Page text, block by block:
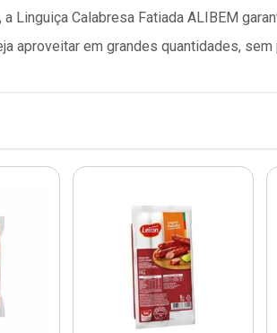
Linguiça Calabresa Fatiada ALIBEM
aproveitar em grandes quantidades, sem